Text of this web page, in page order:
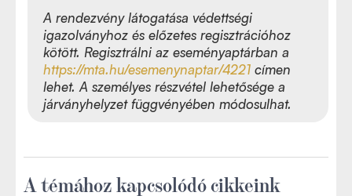
A rendezvény látogatása védettségi
igazolványhoz és előzetes regisztrációhoz
kötött. Regisztrálni az eseményaptárban a
https://mta.hu/esemenynaptar/4221 címen
lehet. A személyes részvétel lehetősége a
járványhelyzet függvényében módosulhat.
A témához kapcsolódó cikkeink